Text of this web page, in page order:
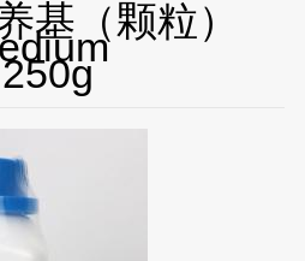
基（颗粒）